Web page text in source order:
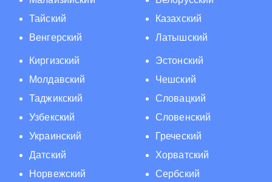
Тайский
Венгерский
Казахский
Латышский
Киргизский
Молдавский
Таджикский
Узбекский
Украинский
Датский
Норвежский
Эстонский
Чешский
Словацкий
Словенский
Греческий
Хорватский
Сербский